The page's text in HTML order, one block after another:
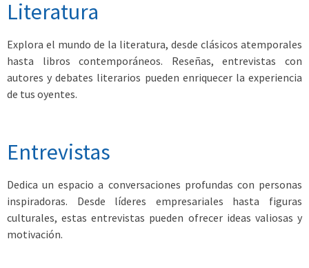
Literatura
Explora el mundo de la literatura, desde clásicos atemporales
hasta libros contemporáneos. Reseñas, entrevistas con
autores y debates literarios pueden enriquecer la experiencia
de tus oyentes.
Entrevistas
Dedica un espacio a conversaciones profundas con personas
inspiradoras. Desde líderes empresariales hasta figuras
culturales, estas entrevistas pueden ofrecer ideas valiosas y
motivación.